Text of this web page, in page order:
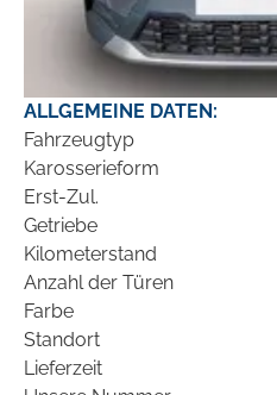
ALLGEMEINE DATEN:
Fahrzeugtyp
Karosserieform
Erst-Zul.
Getriebe
Kilometerstand
Anzahl der Türen
Farbe
Standort
Lieferzeit